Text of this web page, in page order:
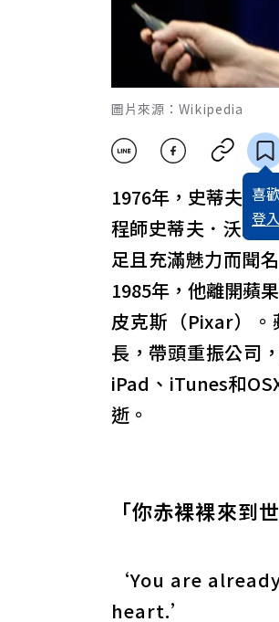
圖片來源：Wikipedia
喜
登入
1976年，史蒂夫．
程師史蒂夫．沃茲
足且充滿魅力而聞
1985年，他離開蘋
皮克斯（Pixar）。
長，帶頭重振公司
iPad、iTunes和
逝。
「你赤裸裸來到
‘You are
heart.’